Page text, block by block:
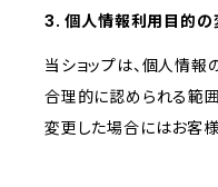
3. 個人情報利用目的の
当ショップは、個人情
合理的に認められる範
変更した場合にはお客